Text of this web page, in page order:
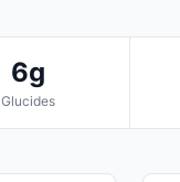
6g
Glucides